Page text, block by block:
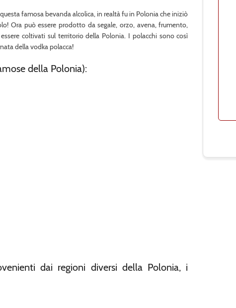
famosa bevanda alcolica, in realtà fu in Polonia che iniziò
Ora può essere prodotto da segale, orzo, avena, frumento,
coltivati sul territorio della Polonia. I polacchi sono così
della vodka polacca!
della Polonia):
dai regioni diversi della Polonia, i